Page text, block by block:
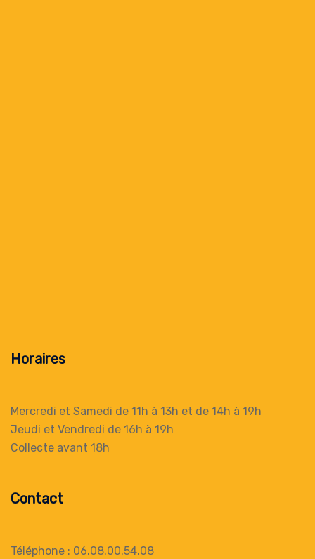
Horaires
Mercredi et Samedi de 11h à 13h et de 14h à 19h
Jeudi et Vendredi de 16h à 19h
Collecte avant 18h
Contact
Téléphone : 06.08.00.54.08